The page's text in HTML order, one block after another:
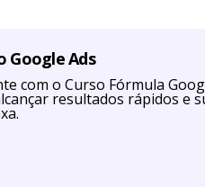
Google Ads
com o Curso Fórmula
resultados rápidos e